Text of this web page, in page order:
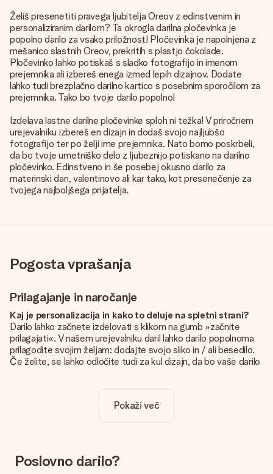
Želiš presenetiti pravega ljubitelja Oreov z edinstvenim in
personaliziranim darilom? Ta okrogla darilna pločevinka je
popolno darilo za vsako priložnost! Pločevinka je napolnjena z
mešanico slastnih Oreov, prekritih s plastjo čokolade.
Pločevinko lahko potiskaš s sladko fotografijo in imenom
prejemnika ali izbereš enega izmed lepih dizajnov. Dodate
lahko tudi brezplačno darilno kartico s posebnim sporočilom za
prejemnika. Tako bo tvoje darilo popolno!
Izdelava lastne darilne pločevinke sploh ni težka! V priročnem
urejevalniku izbereš en dizajn in dodaš svojo najljubšo
fotografijo ter po želji ime prejemnika. Nato bomo poskrbeli,
da bo tvoje umetniško delo z ljubeznijo potiskano na darilno
pločevinko. Edinstveno in še posebej okusno darilo za
materinski dan, valentinovo ali kar tako, kot presenečenje za
tvojega najboljšega prijatelja.
Pogosta vprašanja
Prilagajanje in naročanje
Kaj je personalizacija in kako to deluje na spletni strani?
Darilo lahko začnete izdelovati s klikom na gumb »začnite
prilagajati«. V našem urejevalniku daril lahko darilo popolnoma
prilagodite svojim željam: dodajte svojo sliko in / ali besedilo.
Če želite, se lahko odločite tudi za kul dizajn, da bo vaše darilo
Je personalizacija vključena v ceno?
Cena, prikazana na spletnem mestu, vključuje personalizacijo
vašega darila. Lepo in jasno!
Želimo poskrbeti, da boste z darilom popolnoma zadovoljni.
Zato je pomembno, da uporabljamo visokokakovostne
Pokaži več
Poslovno darilo?